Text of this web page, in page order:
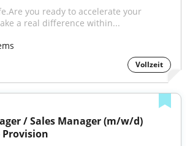
you ready to accelerate your
a real difference within...
Vollzeit
/ Sales Manager (m/w/d)